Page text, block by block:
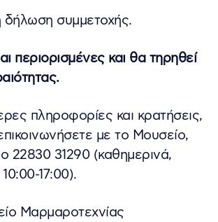
δήλωση συμμετοχής.
περιορισμένες και θα τηρηθεί
πληροφορίες και κρατήσεις,
με το Μουσείο,
22830 31290 (καθημερινά,
17:00).
Μαρμαροτεχνίας